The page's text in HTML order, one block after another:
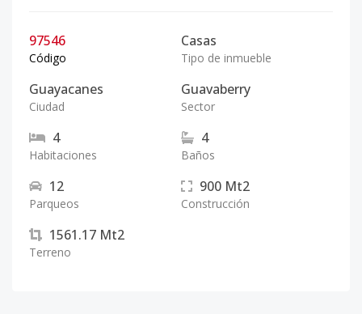
97546
Código
Casas
Tipo de inmueble
Guayacanes
Ciudad
Guavaberry
Sector
4
Habitaciones
4
Baños
12
Parqueos
900 Mt2
Construcción
1561.17 Mt2
Terreno